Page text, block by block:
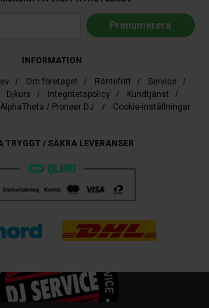
INFORMATION
/ Om företaget / Räntefritt / Service /
Djkurs / Integritetspolicy / Kundtjänst /
AlphaTheta / Pioneer DJ / Cookie-inställningar
TRYGGT / SÄKRA LEVERANSER